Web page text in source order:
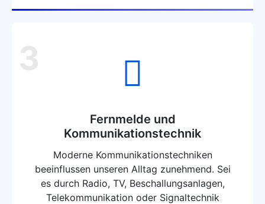
Fernmelde und
Kommunikationstechnik
Moderne Kommunikationstechniken
beeinflussen unseren Alltag zunehmend. Sei
es durch Radio, TV, Beschallungsanlagen,
Telekommunikation oder Signaltechnik